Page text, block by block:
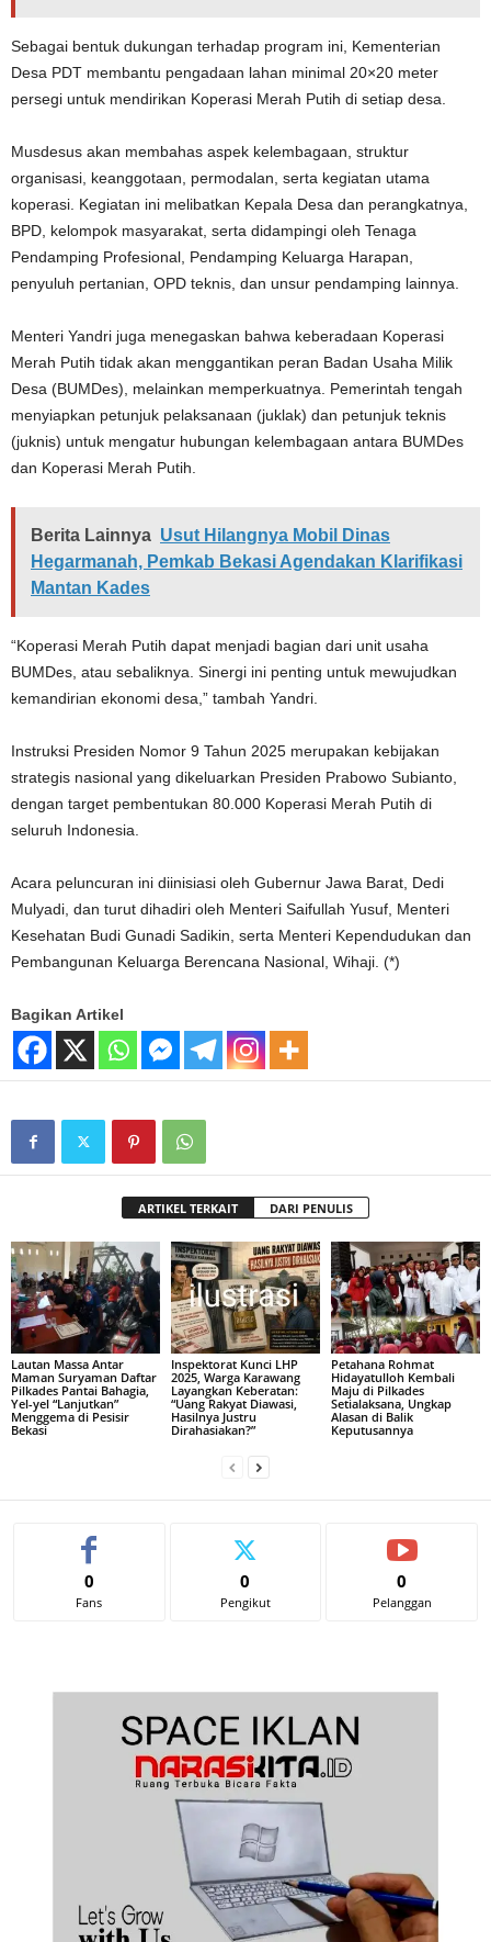
Sebagai bentuk dukungan terhadap program ini, Kementerian
Desa PDT membantu pengadaan lahan minimal 20×20 meter
persegi untuk mendirikan Koperasi Merah Putih di setiap desa.
Musdesus akan membahas aspek kelembagaan, struktur
organisasi, keanggotaan, permodalan, serta kegiatan utama
koperasi. Kegiatan ini melibatkan Kepala Desa dan perangkatnya,
BPD, kelompok masyarakat, serta didampingi oleh Tenaga
Pendamping Profesional, Pendamping Keluarga Harapan,
penyuluh pertanian, OPD teknis, dan unsur pendamping lainnya.
Menteri Yandri juga menegaskan bahwa keberadaan Koperasi
Merah Putih tidak akan menggantikan peran Badan Usaha Milik
Desa (BUMDes), melainkan memperkuatnya. Pemerintah tengah
menyiapkan petunjuk pelaksanaan (juklak) dan petunjuk teknis
(juknis) untuk mengatur hubungan kelembagaan antara BUMDes
dan Koperasi Merah Putih.
Berita Lainnya Usut Hilangnya Mobil Dinas
Hegarmanah, Pemkab Bekasi Agendakan Klarifikasi
Mantan Kades
“Koperasi Merah Putih dapat menjadi bagian dari unit usaha
BUMDes, atau sebaliknya. Sinergi ini penting untuk mewujudkan
kemandirian ekonomi desa,” tambah Yandri.
Instruksi Presiden Nomor 9 Tahun 2025 merupakan kebijakan
strategis nasional yang dikeluarkan Presiden Prabowo Subianto,
dengan target pembentukan 80.000 Koperasi Merah Putih di
seluruh Indonesia.
Acara peluncuran ini diinisiasi oleh Gubernur Jawa Barat, Dedi
Mulyadi, dan turut dihadiri oleh Menteri Saifullah Yusuf, Menteri
Kesehatan Budi Gunadi Sadikin, serta Menteri Kependudukan dan
Pembangunan Keluarga Berencana Nasional, Wihaji. (*)
Bagikan Artikel
ARTIKEL TERKAIT DARI PENULIS
Lautan Massa Antar
Maman Suryaman Daftar
Pilkades Pantai Bahagia,
Yel-yel “Lanjutkan”
Menggema di Pesisir
Bekasi
Inspektorat Kunci LHP
2025, Warga Karawang
Layangkan Keberatan:
“Uang Rakyat Diawasi,
Hasilnya Justru
Dirahasiakan?”
Petahana Rohmat
Hidayatulloh Kembali
Maju di Pilkades
Setialaksana, Ungkap
Alasan di Balik
Keputusannya
0
Fans
0
Pengikut
0
Pelanggan